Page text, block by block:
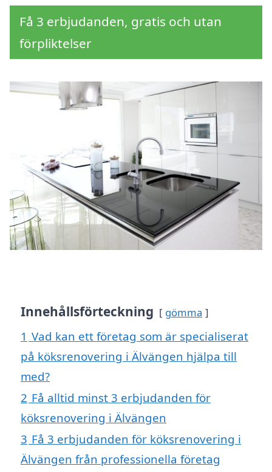
Få 3 erbjudanden, gratis och utan
förpliktelser
Innehållsförteckning gömma
1 Vad kan ett företag som är specialiserat
på köksrenovering i Älvängen hjälpa till
med?
2 Få alltid minst 3 erbjudanden för
köksrenovering i Älvängen
3 Få 3 erbjudanden för köksrenovering i
Älvängen från professionella företag